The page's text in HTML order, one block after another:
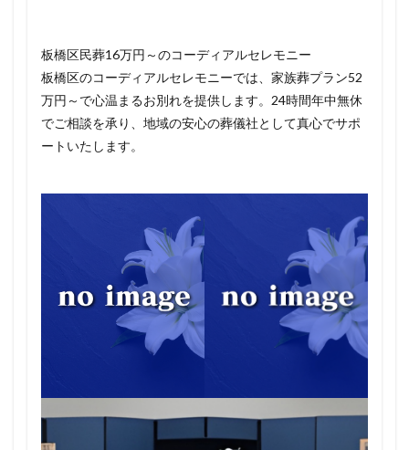
板橋区民葬16万円～のコーディアルセレモニー
板橋区のコーディアルセレモニーでは、家族葬プラン52
万円～で心温まるお別れを提供します。24時間年中無休
でご相談を承り、地域の安心の葬儀社として真心でサポ
ートいたします。